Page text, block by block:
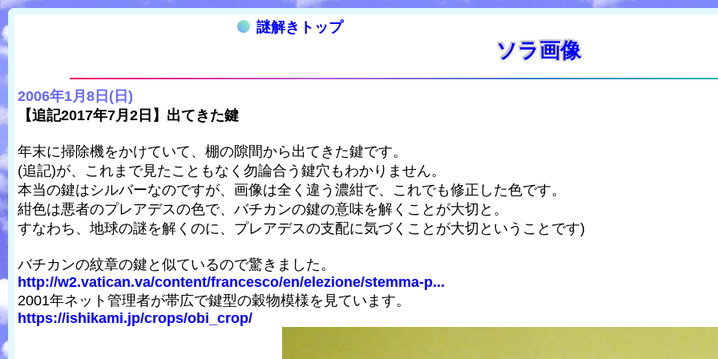
謎解きトップ
ソラ画像
2006年1月8日(日)
【追記2017年7月2日】出てきた鍵
年末に掃除機をかけていて、棚の隙間から出てきた鍵です。
(追記)が、これまで見たこともなく勿論合う鍵穴もわかりません。
本当の鍵はシルバーなのですが、画像は全く違う濃紺で、これでも修正した色です。
紺色は悪者のプレアデスの色で、バチカンの鍵の意味を解くことが大切と。
すなわち、地球の謎を解くのに、プレアデスの支配に気づくことが大切ということです)
バチカンの紋章の鍵と似ているので驚きました。
http://w2.vatican.va/content/francesco/en/elezione/stemma-p...
2001年ネット管理者が帯広で鍵型の穀物模様を見ています。
https://ishikami.jp/crops/obi_crop/